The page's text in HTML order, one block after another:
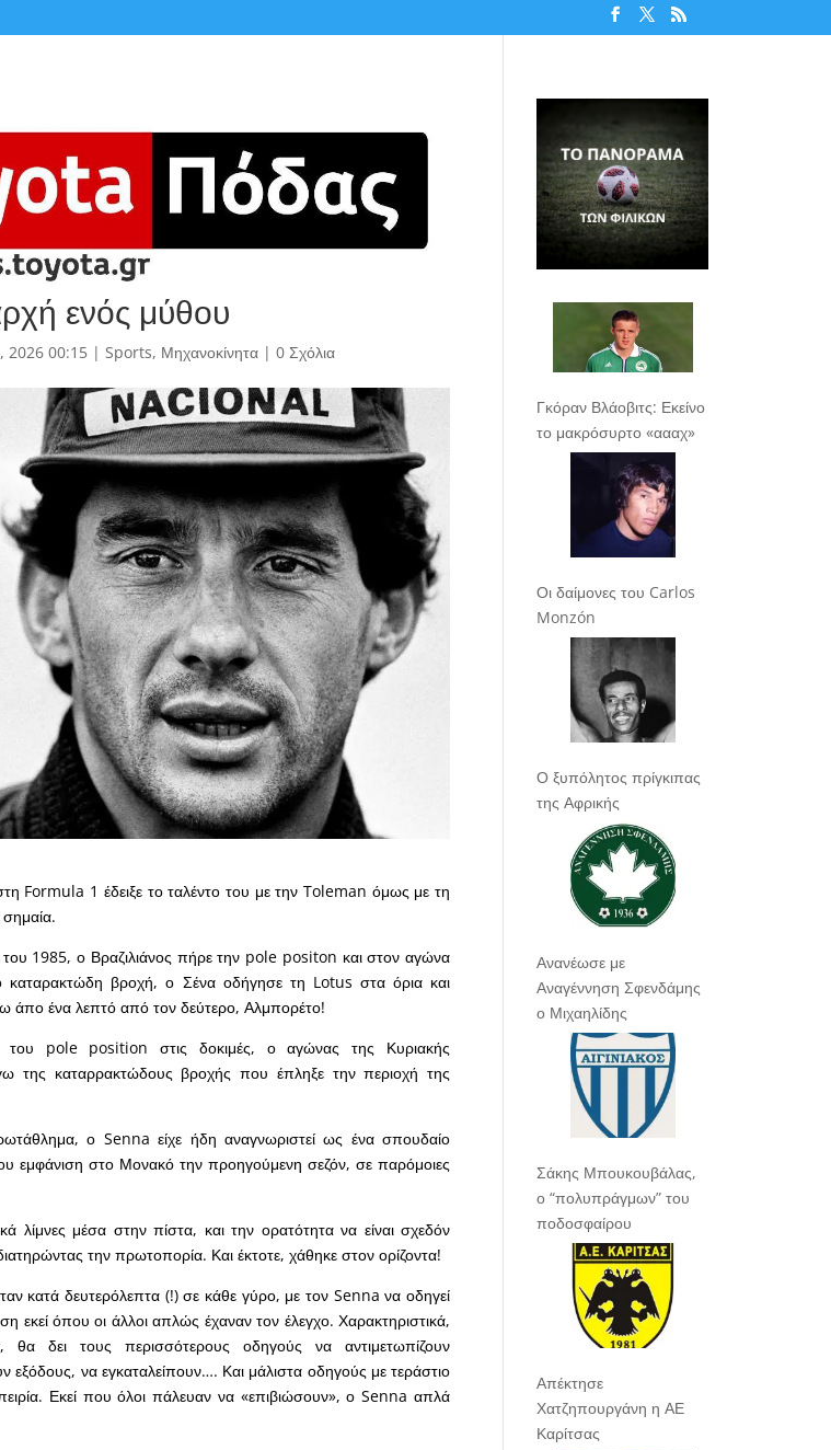
ενός μύθου
2026 00:15| Sports, Μηχανοκίνητα| 0 Σχόλια
Formula 1 έδειξε το ταλέντο του με την Toleman όμως με τη
1985, ο Βραζιλιάνος πήρε την pole positon και στον αγώνα
καταρακτώδη βροχή, ο Σένα οδήγησε τη Lotus στα όρια και
άπο ένα λεπτό από τον δεύτερο, Αλμπορέτο!
του pole position στις δοκιμές, ο αγώνας της Κυριακής
της καταρρακτώδους βροχής που έπληξε την περιοχή της
ο Senna είχε ήδη αναγνωριστεί ως ένα σπουδαίο
εμφάνιση στο Μονακό την προηγούμενη σεζόν, σε παρόμοιες
λίμνες μέσα στην πίστα, και την ορατότητα να είναι σχεδόν
την πρωτοπορία. Και έκτοτε, χάθηκε στον ορίζοντα!
κατά δευτερόλεπτα (!) σε κάθε γύρο, με τον Senna να οδηγεί
όπου οι άλλοι απλώς έχαναν τον έλεγχο. Χαρακτηριστικά,
δει τους περισσότερους οδηγούς να αντιμετωπίζουν
εξόδους, να εγκαταλείπουν…. Και μάλιστα οδηγούς με τεράστιο
Εκεί που όλοι πάλευαν να «επιβιώσουν», ο Senna απλά
Γκόραν Βλάοβιτς: Εκείνο
το μακρόσυρτο «αααχ»
Οι δαίμονες του Carlos
Monzón
Ο ξυπόλητος πρίγκιπας
της Αφρικής
Ανανέωσε με
Αναγέννηση Σφενδάμης
ο Μιχαηλίδης
Σάκης Μπουκουβάλας,
ο “πολυπράγμων” του
ποδοσφαίρου
Απέκτησε
Χατζηπουργάνη η ΑΕ
Καρίτσας